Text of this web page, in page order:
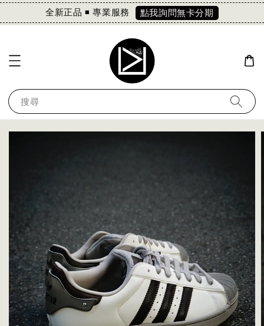
全新正品 ◾️ 專業服務 點我詢問無卡分期
搜尋